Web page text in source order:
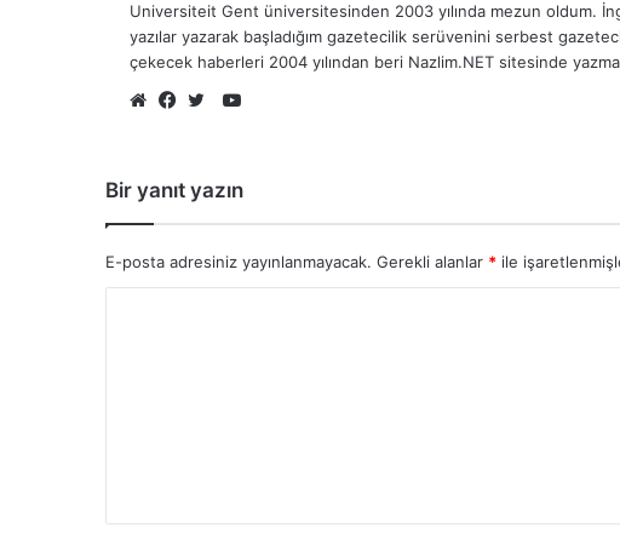
Universiteit Gent üniversitesinden 2003 yılında mezun oldum.
yazılar yazarak başladığım gazetecilik serüvenini serbest
çekecek haberleri 2004 yılından beri Nazlim.NET sitesinde
YouTube
Bir yanıt yazın
E-posta adresiniz yayınlanmayacak. Gerekli alanlar * ile